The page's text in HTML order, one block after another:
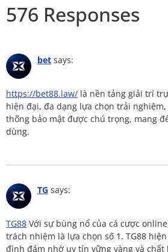
576 Responses
bet says:
https://bet88.law/ là nền tảng giải trí
hiện đại, đa dạng lựa chọn trải
thống bảo mật được chú trọng, mang
dùng.
TG says:
TG88 Với sự bùng nổ của cá cược
trách nhiệm là lựa chọn số 1. TG88
đình đám nhờ uy tín vững vàng và